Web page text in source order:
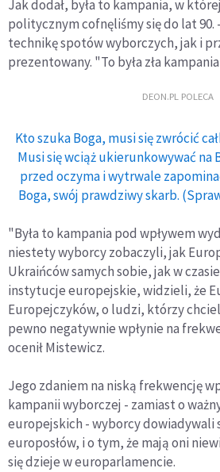
Jak dodał, była to kampania, w
politycznym cofnęliśmy się do lat 90.
technikę spotów wyborczych, jak i
prezentowany. "To była zła
DEON.PL POLECA
Kto szuka Boga, musi się zwrócić
Musi się wciąż ukierunkowywać na
przed oczyma i wytrwale
Boga, swój prawdziwy skarb.
"Była to kampania pod wpływem
niestety wyborcy zobaczyli, jak
Ukraińców samych sobie, jak w
instytucje europejskie, widzieli, że
Europejczyków, o ludzi, którzy
pewno negatywnie wpłynie na
ocenił Mistewicz.
Jego zdaniem na niską frekwencję
kampanii wyborczej - zamiast o
europejskich - wyborcy dowiadywali
europosłów, i o tym, że mają oni
się dzieje w europarlamencie.